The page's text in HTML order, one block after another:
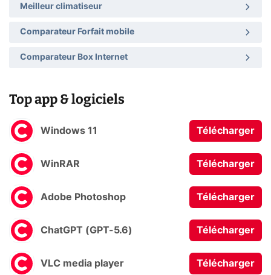
Meilleur climatiseur
Comparateur Forfait mobile
Comparateur Box Internet
Top app & logiciels
Windows 11 Télécharger
WinRAR Télécharger
Adobe Photoshop Télécharger
ChatGPT (GPT-5.6) Télécharger
VLC media player Télécharger